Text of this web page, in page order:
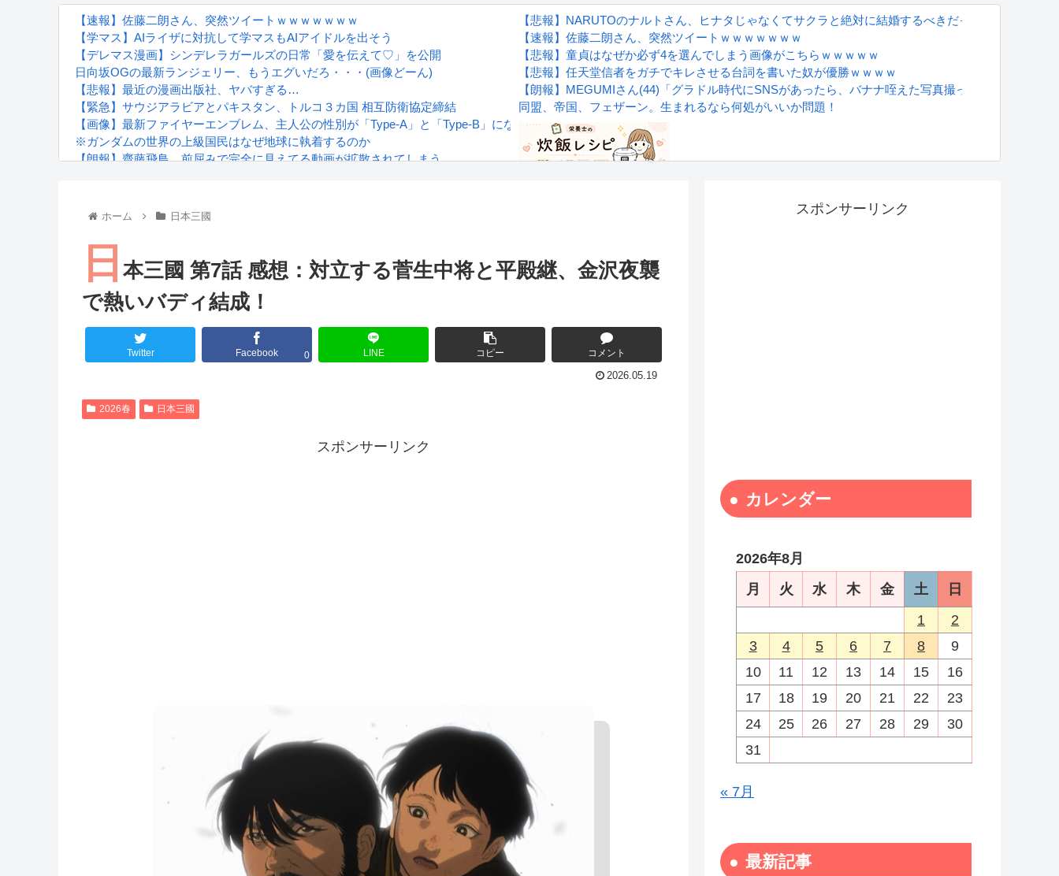
【速報】佐藤二朗さん、突然ツイートｗｗｗｗｗｗｗ
【学マス】AIライザに対抗して学マスもAIアイドルを出そう
【デレマス漫画】シンデレラガールズの日常「愛を伝えて♡」を公開
日向坂OGの最新ランジェリー、もうエグいだろ・・・(画像どーん)
【悲報】最近の漫画出版社、ヤバすぎる…
【緊急】サウジアラビアとパキスタン、トルコ３カ国 相互防衛協定締結
【画像】最新ファイヤーエンブレム、主人公の性別が「Type-A」と「Type-B」になってしまう
※ガンダムの世界の上級国民はなぜ地球に執着するのか
【朗報】齋藤飛鳥、前屈みで完全に見えてる動画が拡散されてしまう…
るろうに剣心 -明治剣客浪漫譚- 京都動乱 第33話の感想
Powered by livedoor 相互RSS
【悲報】NARUTOのナルトさん、ヒナタじゃなくてサクラと絶対に結婚するべきだったｗｗｗｗ
【速報】佐藤二朗さん、突然ツイートｗｗｗｗｗｗｗ
【悲報】童貞はなぜか必ず4を選んでしまう画像がこちらｗｗｗｗｗ
【悲報】任天堂信者をガチでキレさせる台詞を書いた奴が優勝ｗｗｗｗ
【朗報】MEGUMIさん(44)「グラドル時代にSNSがあったら、バナナ咥えた写真撮ってたと思う」
同盟、帝国、フェザーン。生まれるなら何処がいいか問題！
ホーム 日本三國
日 本三國 第7話 感想：対立する菅生中将と平殿継、金沢夜襲
で熱いバディ結成！
Twitter Facebook 0 LINE コピー コメント
2026.05.19
2026春 日本三國
スポンサーリンク
スポンサーリンク
カレンダー
2026年8月
月
火 水 木 金 土
日
1
2
3
4 5 6 7 8
9
10
11 12 13 14 15
16
17
18 19 20 21 22
23
24
25 26 27 28 29
30
31
« 7月
最新記事